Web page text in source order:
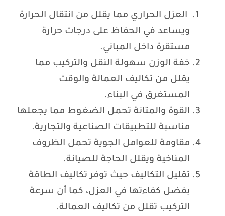
العزل الحراري مما يقلل من انتقال الحرارة
ويساعد في الحفاظ على درجات حرارة
مستقرة داخل المباني.
خفة الوزن سهولة النقل والتركيب مما
يقلل من تكاليف العمالة والوقت
المستغرق في البناء.
القوة والمتانة تحمل الضغوط مما يجعلها
مناسبة للتطبيقات الصناعية والتجارية.
مقاومة للعوامل الجوية تحمل الظروف
المناخية ويقلل الحاجة للصيانة.
تقليل التكاليف حيث توفر تكاليف الطاقة
بفضل كفاءتها في العزل، كما أن سرعة
التركيب تقلل من تكاليف العمالة.